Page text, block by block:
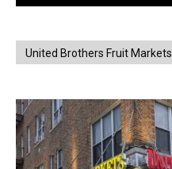
United Brothers Fruit Markets